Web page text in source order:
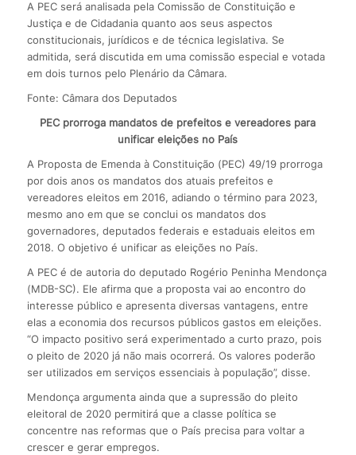
A PEC será analisada pela Comissão de Constituição e
Justiça e de Cidadania quanto aos seus aspectos
constitucionais, jurídicos e de técnica legislativa. Se
admitida, será discutida em uma comissão especial e votada
em dois turnos pelo Plenário da Câmara.
Fonte: Câmara dos Deputados
PEC prorroga mandatos de prefeitos e vereadores para
unificar eleições no País
A Proposta de Emenda à Constituição (PEC) 49/19 prorroga
por dois anos os mandatos dos atuais prefeitos e
vereadores eleitos em 2016, adiando o término para 2023,
mesmo ano em que se conclui os mandatos dos
governadores, deputados federais e estaduais eleitos em
2018. O objetivo é unificar as eleições no País.
A PEC é de autoria do deputado Rogério Peninha Mendonça
(MDB-SC). Ele afirma que a proposta vai ao encontro do
interesse público e apresenta diversas vantagens, entre
elas a economia dos recursos públicos gastos em eleições.
“O impacto positivo será experimentado a curto prazo, pois
o pleito de 2020 já não mais ocorrerá. Os valores poderão
ser utilizados em serviços essenciais à população”, disse.
Mendonça argumenta ainda que a supressão do pleito
eleitoral de 2020 permitirá que a classe política se
concentre nas reformas que o País precisa para voltar a
crescer e gerar empregos.